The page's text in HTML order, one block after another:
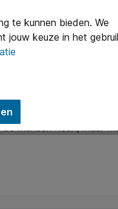
en super-vervelend
publiek dit ook niet
jouw en je
mensen heen, maar
te kunnen bieden. We
jouw keuze in het